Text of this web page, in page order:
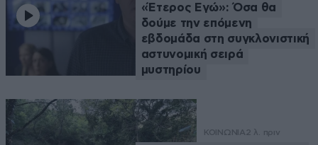
«Έτερος Εγώ»: Όσα θα
δούμε την επόμενη
εβδομάδα στη συγκλονιστική
αστυνομική σειρά
μυστηρίου
ΚΟΙΝΩΝΙΑ 2 λ. πριν